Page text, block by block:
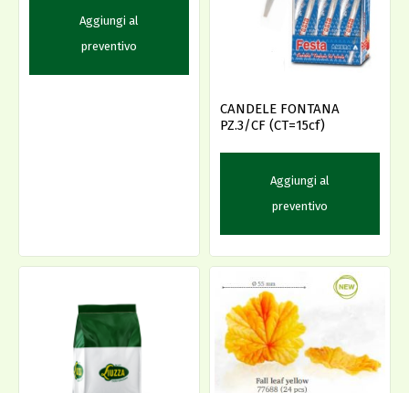
Aggiungi al
preventivo
CANDELE FONTANA
PZ.3/CF (CT=15cf)
Aggiungi al
preventivo